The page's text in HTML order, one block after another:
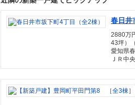
春日井
2880万
43坪）
愛知県
ＪＲ中